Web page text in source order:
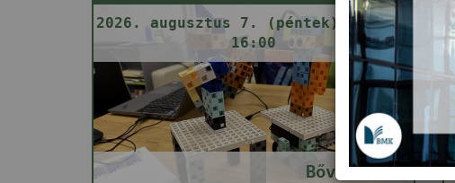
2026. augusztus 7. (péntek) 13:30 -
16:00
Bővebben